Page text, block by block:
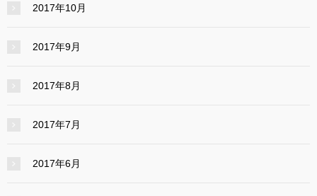
2017年10月
2017年9月
2017年8月
2017年7月
2017年6月